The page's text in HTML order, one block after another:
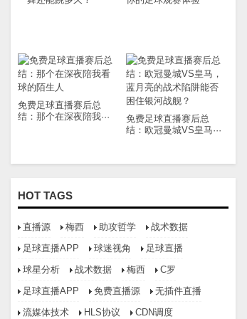
免费足球直播赛后总
结：那个在深夜陪我···
免费足球直播赛后总
结：欧冠曼城VS皇马···
HOT TAGS
直播源 梅西 助攻哲学
战术数据
足球直播APP
球迷视角
足球直播
球星分析
战术数据 梅西
C罗
足球直播APP
免费直播源
无插件直播
流媒体技术
HLS协议 CDN调度